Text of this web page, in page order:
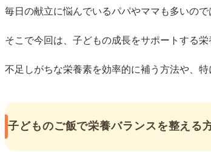
毎日の献立に悩んでいるパパやママも多いので
そこで今回は、子どもの成長をサポートする
不足しがちな栄養素を効率的に補う方法や、
子どものご飯で栄養バランスを整える